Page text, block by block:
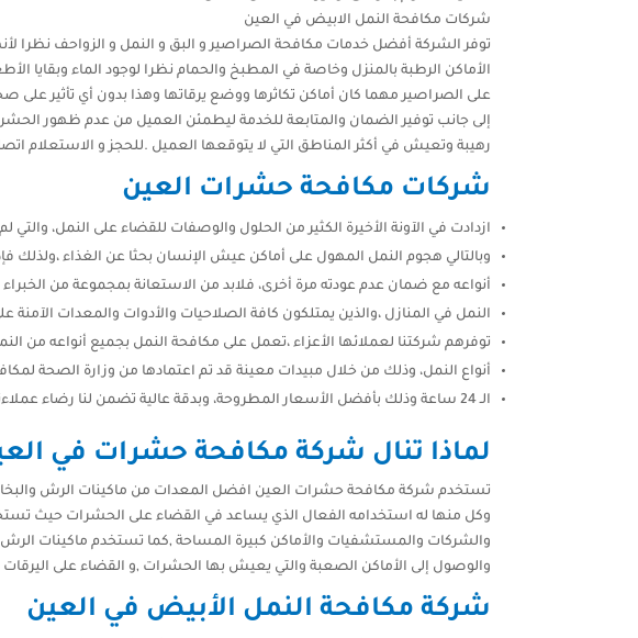
شركات مكافحة النمل الابيض في العين
توفر الشركة أفضل خدمات مكافحة الصراصير و البق و النمل و الزواحف نظرا
الأماكن الرطبة بالمنزل وخاصة في المطبخ والحمام نظرا لوجود الماء وبقايا
على الصراصير مهما كان أماكن تكاثرها ووضع يرقاتها وهذا بدون أي تأثير على
إلى جانب توفير الضمان والمتابعة للخدمة ليطمئن العميل من عدم ظهور
رهيبة وتعيش في أكثر المناطق التي لا يتوقعها العميل .للحجز و الاستعلام اتصل بنا
شركات مكافحة حشرات العين
ازدادت في الآونة الأخيرة الكثير من الحلول والوصفات للقضاء على النمل، والتي
وبالتالي هجوم النمل المهول على أماكن عيش الإنسان بحثا عن الغذاء
أنواعه مع ضمان عدم عودته مرة أخرى، فلابد من الاستعانة بمجموعة من
النمل في المنازل ،والذين يمتلكون كافة الصلاحيات والأدوات والمعدات
توفرهم شركتنا لعملائها الأعزاء ،تعمل على مكافحة النمل بجميع أنواعه من
أنواع النمل، وذلك من خلال مبيدات معينة قد تم اعتمادها من وزارة الصحة
الـ 24 ساعة وذلك بأفضل الأسعار المطروحة، وبدقة عالية تضمن لنا رضاء عملاءنا عن خدماتنا واستمرارهم في التعامل معنا..للحجز و الاستعلام اتصل بنا علي0543147776
لماذا تنال شركة مكافحة حشرات في
تستخدم شركة مكافحة حشرات العين افضل المعدات من ماكينات الرش
وكل منها له استخدامه الفعال الذي يساعد في القضاء على الحشرات حيث
والشركات والمستشفيات والأماكن كبيرة المساحة ,كما تستخدم ماكينات
والوصول إلى الأماكن الصعبة والتي يعيش بها الحشرات ,و القضاء على اليرقات قبل
شركة مكافحة النمل الأبيض في العين